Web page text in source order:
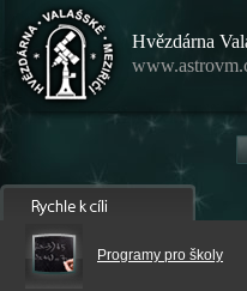
Hvězdárna
Programy pro školy